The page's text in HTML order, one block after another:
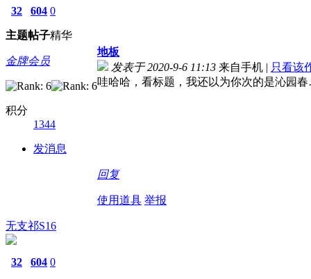
32
主题
604
帖子
0
精华
金牌会员
积分
1344
发消息
地板
发表于 2020-9-6 11:13 来自手机 | 只看该
哇哈哈，看标题，我还以为你次的是沁园
回复
使用道具 举报
无支祁S16
32 604 0